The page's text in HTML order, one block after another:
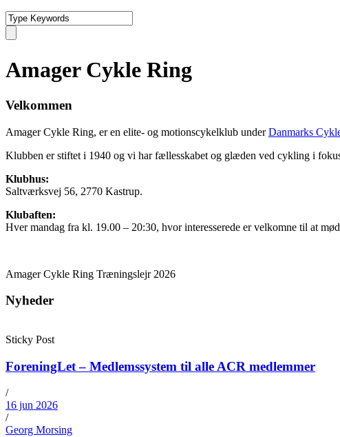
Amager Cykle Ring
Velkommen
Amager Cykle Ring, er en elite- og motionscykelklub underDanmarks
Klubben er stiftet i 1940 og vi har fællesskabet og glæden ved cykling i
Klubhus:
Saltværksvej 56, 2770 Kastrup.
Klubaften:
Hver mandag fra kl. 19.00 – 20:30, hvor interesserede er velkomne til at
Amager Cykle Ring Træningslejr 2026
Nyheder
Sticky Post
ForeningLet – Medlemssystem til alle ACR medlemmer
/
16 jun 2026
/
Georg Morsing